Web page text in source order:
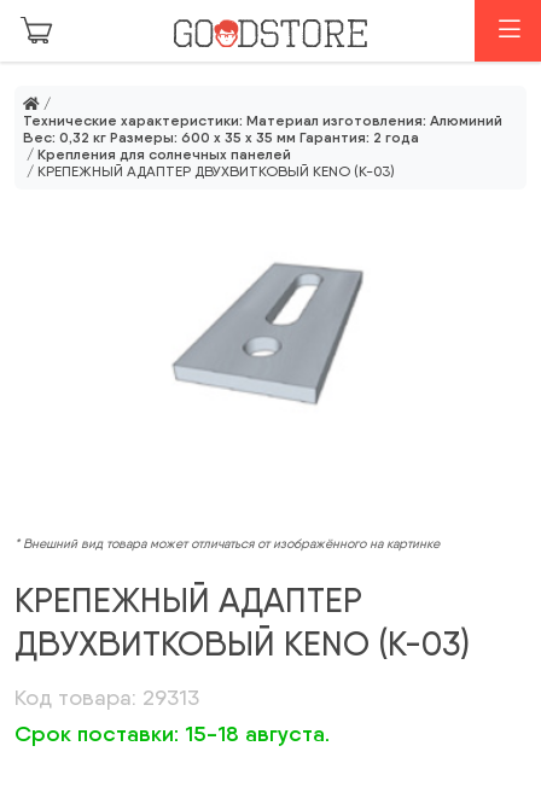
Перейти к основному содержанию
/
Технические характеристики: Материал изготовления: Алюминий
Вес: 0,32 кг Размеры: 600 x 35 x 35 мм Гарантия: 2 года
/ Крепления для солнечных панелей
/ КРЕПЕЖНЫЙ АДАПТЕР ДВУХВИТКОВЫЙ KENO (K-03)
* Внешний вид товара может отличаться от изображённого на картинке
КРЕПЕЖНЫЙ АДАПТЕР
ДВУХВИТКОВЫЙ KENO (K-03)
Код товара: 29313
Срок поставки: 15-18 августа.